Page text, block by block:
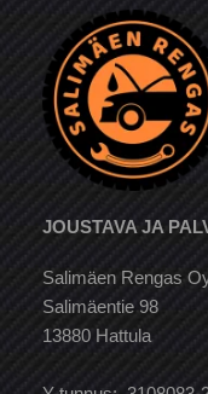
JOUSTAVA JA
Salimäen Rengas
Salimäentie 98
13880 Hattula